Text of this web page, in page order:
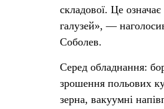
складової. Це
галузей», —
Соболев.
Серед обладнання:
зрошення польових
зерна, вакуумні